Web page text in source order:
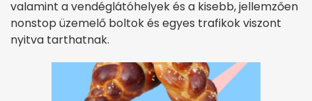
valamint a vendéglátóhelyek és a kisebb, jellemzően
nonstop üzemelő boltok és egyes trafikok viszont
nyitva tarthatnak.